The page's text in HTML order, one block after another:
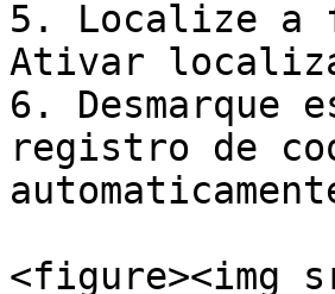
5. Localize a
Ativar
6. Desmarque
registro de
<figure><img